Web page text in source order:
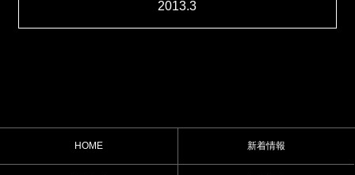
2013.3
HOME 新着情報